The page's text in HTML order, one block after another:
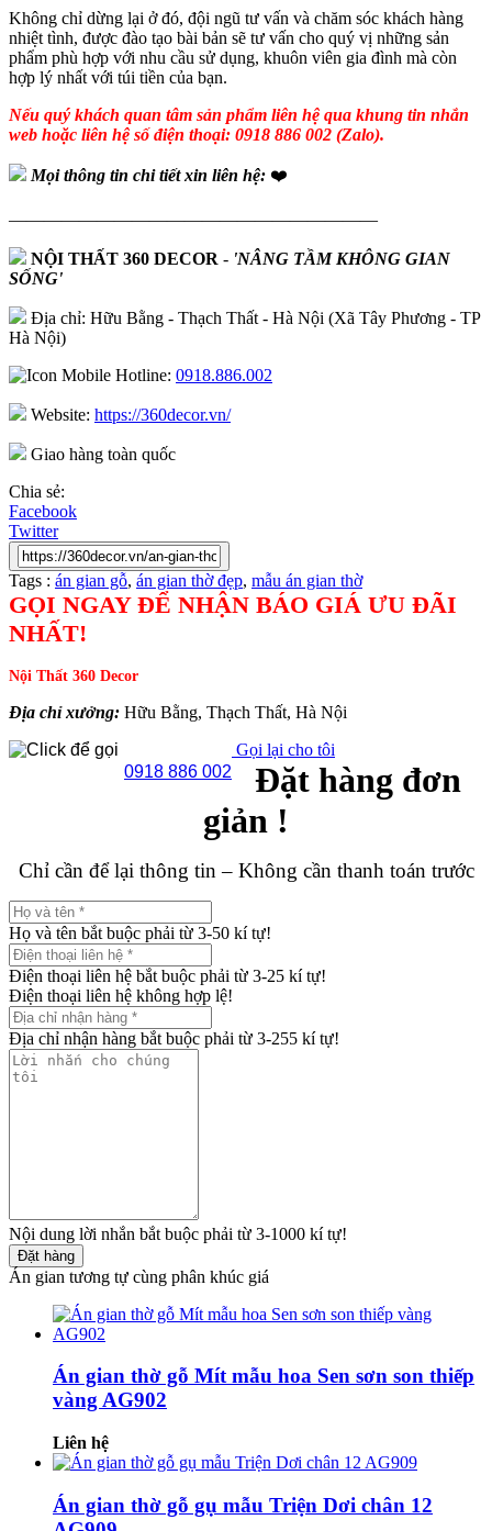
Không chỉ dừng lại ở đó, đội ngũ tư vấn và chăm sóc khách hàng
nhiệt tình, được đào tạo bài bản sẽ tư vấn cho quý vị những sản
phẩm phù hợp với nhu cầu sử dụng, khuôn viên gia đình mà còn
hợp lý nhất với túi tiền của bạn.
Nếu quý khách quan tâm sản phẩm liên hệ qua khung tin nhắn
web hoặc liên hệ số điện thoại: 0918 886 002 (Zalo).
Mọi thông tin chi tiết xin liên hệ: ❤️
—————————————————————
NỘI THẤT 360 DECOR - 'NÂNG TẦM KHÔNG GIAN
SỐNG'
Địa chỉ: Hữu Bằng - Thạch Thất - Hà Nội (Xã Tây Phương - TP
Hà Nội)
Hotline: 0918.886.002
Website: https://360decor.vn/
Giao hàng toàn quốc
Chia sẻ:
Facebook
Twitter
Tags : án gian gỗ, án gian thờ đẹp, mẫu án gian thờ
GỌI NGAY ĐỂ NHẬN BÁO GIÁ ƯU ĐÃI
NHẤT!
Nội Thất 360 Decor
Địa chỉ xưởng: Hữu Bằng, Thạch Thất, Hà Nội
0918 886 002
Gọi lại cho tôi
Đặt hàng đơn
giản !
Chỉ cần để lại thông tin – Không cần thanh toán trước
Họ và tên bắt buộc phải từ 3-50 kí tự!
Điện thoại liên hệ bắt buộc phải từ 3-25 kí tự!
Điện thoại liên hệ không hợp lệ!
Địa chỉ nhận hàng bắt buộc phải từ 3-255 kí tự!
Nội dung lời nhắn bắt buộc phải từ 3-1000 kí tự!
Đặt hàng
Án gian tương tự cùng phân khúc giá
Án gian thờ gỗ Mít mẫu hoa Sen sơn son thiếp
vàng AG902
Liên hệ
Án gian thờ gỗ gụ mẫu Triện Dơi chân 12